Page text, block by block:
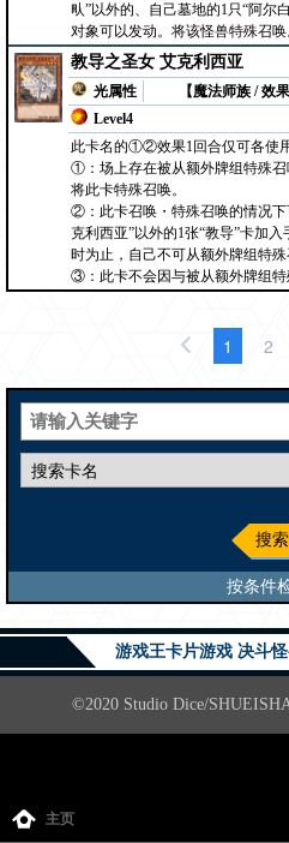
㽗”以外的、自己墓地的1只“阿尔
对象可以发动。将该怪兽特殊召唤
教导之圣女 艾克利西亚
光属性
【魔法师族 / 效果
Level4
此卡名的①②效果1回合仅可各使用
①：场上存在被从额外牌组特殊
将此卡特殊召唤。
②：此卡召唤・特殊召唤的情况
克利西亚”以外的1张“教导”卡加
时为止，自己不可从额外牌组特殊
③：此卡不会因与被从额外牌组特
1 2
搜索
按条件
游戏王卡片游戏 决斗
©2020 Studio Dice/
主页